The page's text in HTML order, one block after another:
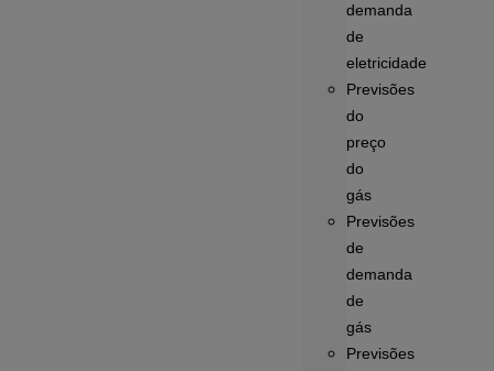
demanda
de
eletricidade
Previsões
do
preço
do
gás
Previsões
de
demanda
de
gás
Previsões